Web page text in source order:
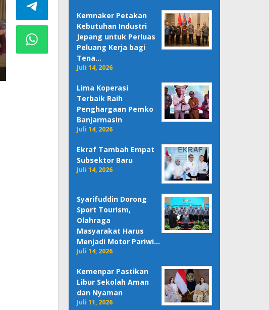
Kemnaker Petakan
Kebutuhan Industri
Jepang untuk Perluas
Peluang Kerja bagi
Tena…
Juli 14, 2026
Lima Koperasi
Terbaik Raih
Penghargaan Pemko
Banjarmasin
Juli 14, 2026
Ekraf Tambah Empat
Subsektor Baru
Juli 14, 2026
Syarifuddin Dorong
Sport Tourism,
Olahraga
Masyarakat Harus
Menjadi Motor Pariwi…
Juli 14, 2026
Kemenpar Pastikan
Libur Sekolah Aman
dan Nyaman
Juli 11, 2026